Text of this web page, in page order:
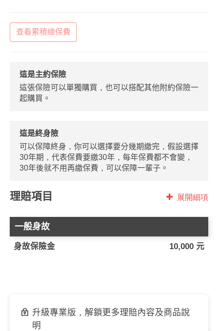
查看累積總保費
這是主約保險
這張保險可以單獨購買，也可以搭配其他附約保險一
起購買。
這是終身險
可以保障終身，你可以選擇要分幾期繳完，假設選擇
30年期，代表保費要繳30年，每年保費都不會變，
30年後就不用再繳保費，可以保障一輩子。
理賠項目 展開細項
一般身故
身故保險金 10,000 元
升級專業版，解鎖更多理賠內容及商品說
明